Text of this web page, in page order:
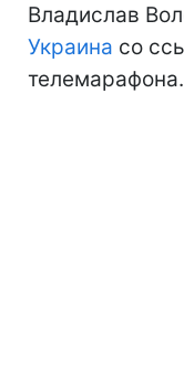
Владислав
Украина со
телемарафона.